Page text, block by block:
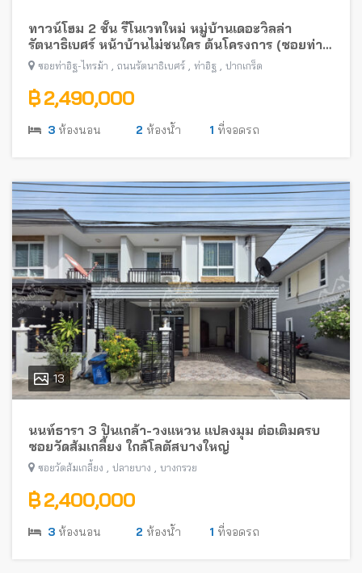
ทาวน์โฮม 2 ชั้น รีโนเวทใหม่ หมู่บ้านเดอะวิลล่า
รัตนาธิเบศร์ หน้าบ้านไม่ชนใคร ต้นโครงการ (ซอยท่า
อิฐ-ไทรม้า) พร้อมอยู่ ใกล้รถไฟฟ้าสายสีม่วง
ซอยท่าอิฐ-ไทรม้า , ถนนรัตนาธิเบศร์ , ท่าอิฐ , ปากเกร็ด
฿ 2,490,000
3 ห้องนอน 2 ห้องน้ำ 1 ที่จอดรถ
13
นนท์ธารา 3 ปิ่นเกล้า-วงแหวน แปลงมุม ต่อเติมครบ
ซอยวัดส้มเกลี้ยง ใกล้โลตัสบางใหญ่
ซอยวัดส้มเกลี้ยง , ปลายบาง , บางกรวย
฿ 2,400,000
3 ห้องนอน 2 ห้องน้ำ 1 ที่จอดรถ